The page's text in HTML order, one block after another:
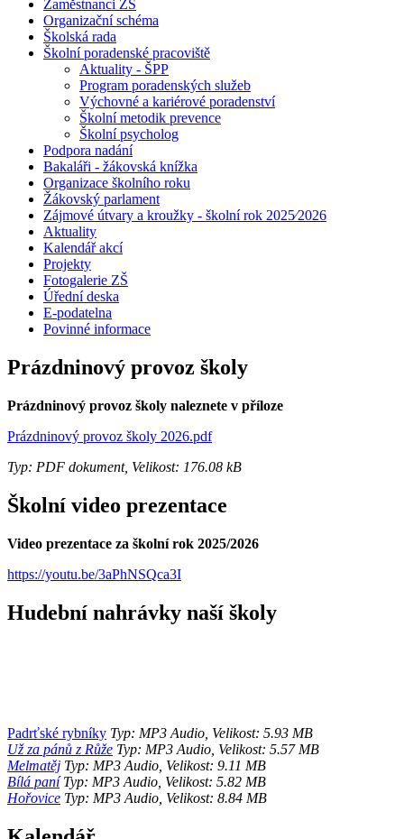
Zaměstnanci ZŠ
Organizační schéma
Školská rada
Školní poradenské pracoviště
Aktuality - ŠPP
Program poradenských služeb
Výchovné a kariérové poradenství
Školní metodik prevence
Školní psycholog
Podpora nadání
Bakaláři - žákovská knížka
Organizace školního roku
Žákovský parlament
Zájmové útvary a kroužky - školní rok 2025⁄2026
Aktuality
Kalendář akcí
Projekty
Fotogalerie ZŠ
Úřední deska
E-podatelna
Povinné informace
Prázdninový provoz školy
Prázdninový provoz školy naleznete v příloze
Prázdninový provoz školy 2026.pdf
Typ: PDF dokument, Velikost: 176.08 kB
Školní video prezentace
Video prezentace za školní rok 2025/2026
https://youtu.be/3aPhNSQca3I
Hudební nahrávky naší školy
Padrťské rybníky Typ: MP3 Audio, Velikost: 5.93 MB
Už za pánů z Růže Typ: MP3 Audio, Velikost: 5.57 MB
Melmatěj Typ: MP3 Audio, Velikost: 9.11 MB
Bílá paníTyp: MP3 Audio, Velikost: 5.82 MB
Hořovice Typ: MP3 Audio, Velikost: 8.84 MB